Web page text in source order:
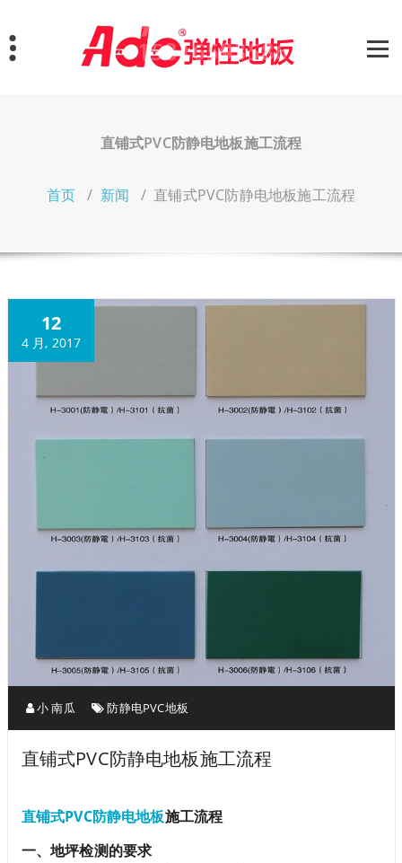
至
正
直铺式PVC防静电地板施工流程
首页 / 新闻 / 直铺式PVC防静电地板施工流程
12
4 月, 2017
小 南瓜 防静电PVC地板
直铺式PVC防静电地板施工流程
直铺式PVC防静电地板施工流程
一、地坪检测的要求